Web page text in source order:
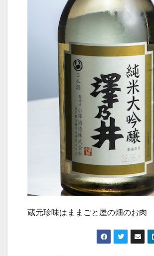
蔵元珍味はままごと屋の畑のお肉